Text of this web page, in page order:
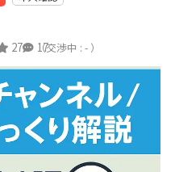
27 17
（交渉中 : - ）